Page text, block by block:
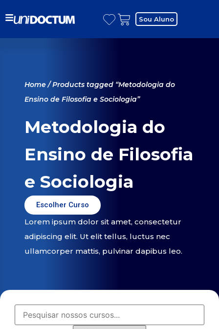
Sou Aluno
Home/ Products tagged “Metodologia do
Ensino de Filosofia e Sociologia”
Metodologia do
Ensino de Filosofia
e Sociologia
Escolher Curso
Lorem ipsum dolor sit amet, consectetur
adipiscing elit. Ut elit tellus, luctus nec
ullamcorper mattis, pulvinar dapibus leo.